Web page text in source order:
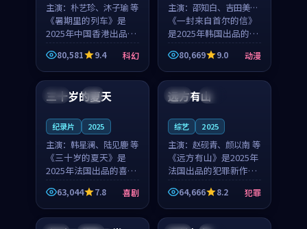
主演： 朴艺珍、沐子瑜 等
《暑期里的列车》是
2025年中国香港出品的
科幻新作，主创团队希
望用城市夜归人的故事
让观众停下来想一想。
朴艺珍领衔，沐子瑜担
任重要角色，郑书延的
80,581 9.4 科幻
主演： 邵知白、吉田美琴
等
《一封来自首尔的信》
是2025年韩国出品的动
漫新作，主创团队希望
用高考往事的故事让观
众停下来想一想。邵知
重要角色，谢承南的
80,669 9.0 动漫
法国 4K
三十岁的夏天
纪录片 2025
主演： 韩星澜、陆见鹿 等
《三十岁的夏天》是
2025年法国出品的喜剧
新作，主创团队希望用
深夜电台的故事让观众
停下来想一想。韩星澜
63,044 7.8 喜剧
法国 独播
远方有山
综艺 2025
主演： 赵砚青、颜以南 等
《远方有山》是2025年
法国出品的犯罪新作，
主创团队希望用高校追
梦的故事让观众停下来
想一想。赵砚青领衔，
颜以南担任重要角色，
64,666 8.2 犯罪